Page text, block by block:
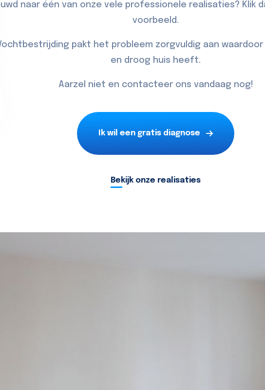
naar één van onze vele professionele realisaties? Klik
voorbeeld.
pakt het probleem zorgvuldig aan
en droog huis heeft.
Aarzel niet en contacteerons vandaag nog!
Ik wil een gratis diagnose
Bekijk onze realisaties